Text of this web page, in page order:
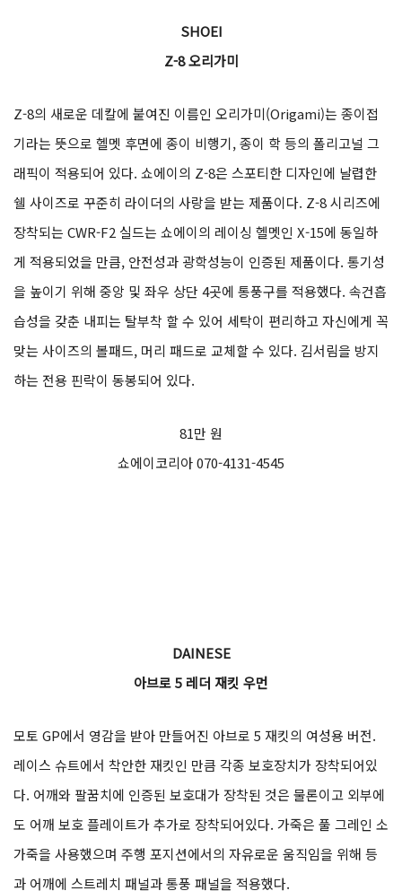
SHOEI
Z-8 오리가미
Z-8의 새로운 데칼에 붙여진 이름인 오리가미(Origami)는 종이접
기라는 뜻으로 헬멧 후면에 종이 비행기, 종이 학 등의 폴리고널 그
래픽이 적용되어 있다. 쇼에이의 Z-8은 스포티한 디자인에 날렵한
쉘 사이즈로 꾸준히 라이더의 사랑을 받는 제품이다. Z-8 시리즈에
장착되는 CWR-F2 실드는 쇼에이의 레이싱 헬멧인 X-15에 동일하
게 적용되었을 만큼, 안전성과 광학성능이 인증된 제품이다. 통기성
을 높이기 위해 중앙 및 좌우 상단 4곳에 통풍구를 적용했다. 속건흡
습성을 갖춘 내피는 탈부착 할 수 있어 세탁이 편리하고 자신에게 꼭
맞는 사이즈의 볼패드, 머리 패드로 교체할 수 있다. 김서림을 방지
하는 전용 핀락이 동봉되어 있다.
81만 원
쇼에이코리아 070-4131-4545
DAINESE
아브로 5 레더 재킷 우먼
모토 GP에서 영감을 받아 만들어진 아브로 5 재킷의 여성용 버전.
레이스 슈트에서 착안한 재킷인 만큼 각종 보호장치가 장착되어있
다. 어깨와 팔꿈치에 인증된 보호대가 장착된 것은 물론이고 외부에
도 어깨 보호 플레이트가 추가로 장착되어있다. 가죽은 풀 그레인 소
가죽을 사용했으며 주행 포지션에서의 자유로운 움직임을 위해 등
과 어깨에 스트레치 패널과 통풍 패널을 적용했다.